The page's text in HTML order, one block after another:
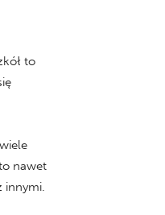
to
nawet
innymi.